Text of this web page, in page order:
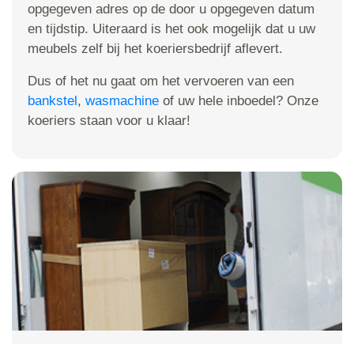
opgegeven adres op de door u opgegeven datum
en tijdstip. Uiteraard is het ook mogelijk dat u uw
meubels zelf bij het koeriersbedrijf aflevert.
Dus of het nu gaat om het vervoeren van een
bankstel, wasmachine of uw hele inboedel? Onze
koeriers staan voor u klaar!